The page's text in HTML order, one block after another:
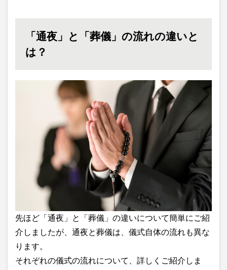
「通夜」と「葬儀」の流れの違いと
は？
先ほど「通夜」と「葬儀」の違いについて簡単にご紹
介しましたが、通夜と葬儀は、儀式自体の流れも異な
ります。
それぞれの儀式の流れについて、詳しくご紹介しま